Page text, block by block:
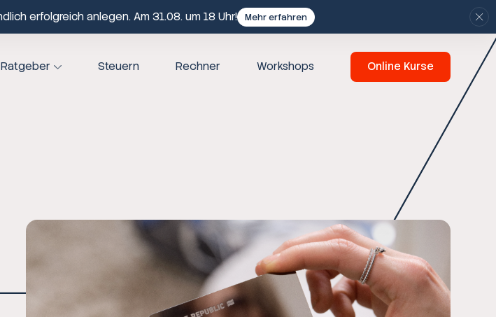
erfolgreich anlegen. Am 31.08. um 18 Uhr! Mehr erfahren
Ratgeber Steuern Rechner Workshops Online Kurse